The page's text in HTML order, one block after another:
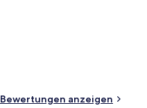
Anderen Reisenden
sehr gut.
anzeigen